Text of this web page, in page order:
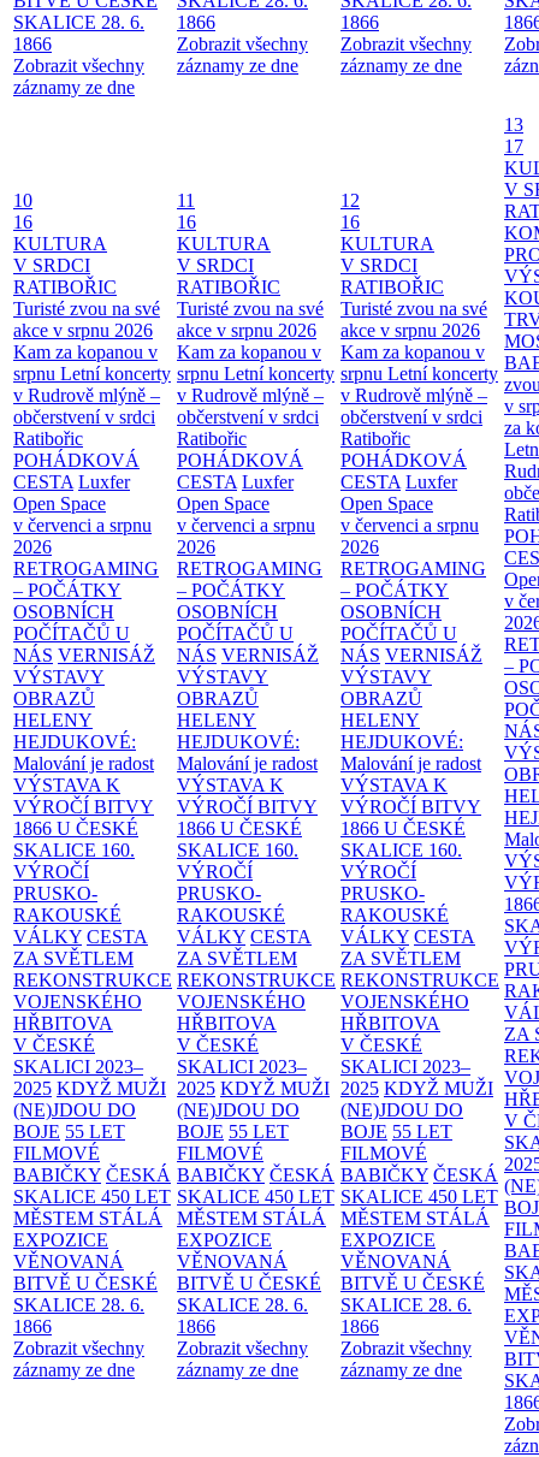
SKALICE 28. 6.
1866
Zobrazit všechny
záznamy ze dne
1866
Zobrazit všechny
záznamy ze dne
1866
Zobrazit všechny
záznamy ze dne
10
16
KULTURA
V SRDCI
RATIBOŘIC
Turisté zvou na své
akce v srpnu 2026
Kam za kopanou v
srpnu Letní koncerty
v Rudrově mlýně –
občerstvení v srdci
Ratibořic
POHÁDKOVÁ
CESTA Luxfer
Open Space
v červenci a srpnu
2026
RETROGAMING
– POČÁTKY
OSOBNÍCH
POČÍTAČŮ U
NÁS VERNISÁŽ
VÝSTAVY
OBRAZŮ
HELENY
HEJDUKOVÉ:
Malování je radost
VÝSTAVA K
VÝROČÍ BITVY
1866 U ČESKÉ
SKALICE 160.
VÝROČÍ
PRUSKO-
RAKOUSKÉ
VÁLKY CESTA
ZA SVĚTLEM
REKONSTRUKCE
VOJENSKÉHO
HŘBITOVA
V ČESKÉ
SKALICI 2023–
2025 KDYŽ MUŽI
(NE)JDOU DO
BOJE 55 LET
FILMOVÉ
BABIČKY ČESKÁ
SKALICE 450 LET
MĚSTEM STÁLÁ
EXPOZICE
VĚNOVANÁ
BITVĚ U ČESKÉ
SKALICE 28. 6.
1866
Zobrazit všechny
záznamy ze dne
11
16
KULTURA
V SRDCI
RATIBOŘIC
Turisté zvou na své
akce v srpnu 2026
Kam za kopanou v
srpnu Letní koncerty
v Rudrově mlýně –
občerstvení v srdci
Ratibořic
POHÁDKOVÁ
CESTA Luxfer
Open Space
v červenci a srpnu
2026
RETROGAMING
– POČÁTKY
OSOBNÍCH
POČÍTAČŮ U
NÁS VERNISÁŽ
VÝSTAVY
OBRAZŮ
HELENY
HEJDUKOVÉ:
Malování je radost
VÝSTAVA K
VÝROČÍ BITVY
1866 U ČESKÉ
SKALICE 160.
VÝROČÍ
PRUSKO-
RAKOUSKÉ
VÁLKY CESTA
ZA SVĚTLEM
REKONSTRUKCE
VOJENSKÉHO
HŘBITOVA
V ČESKÉ
SKALICI 2023–
2025 KDYŽ MUŽI
(NE)JDOU DO
BOJE 55 LET
FILMOVÉ
BABIČKY ČESKÁ
SKALICE 450 LET
MĚSTEM STÁLÁ
EXPOZICE
VĚNOVANÁ
BITVĚ U ČESKÉ
SKALICE 28. 6.
1866
Zobrazit všechny
záznamy ze dne
12
16
KULTURA
V SRDCI
RATIBOŘIC
Turisté zvou na své
akce v srpnu 2026
Kam za kopanou v
srpnu Letní koncerty
v Rudrově mlýně –
občerstvení v srdci
Ratibořic
POHÁDKOVÁ
CESTA Luxfer
Open Space
v červenci a srpnu
2026
RETROGAMING
– POČÁTKY
OSOBNÍCH
POČÍTAČŮ U
NÁS VERNISÁŽ
VÝSTAVY
OBRAZŮ
HELENY
HEJDUKOVÉ:
Malování je radost
VÝSTAVA K
VÝROČÍ BITVY
1866 U ČESKÉ
SKALICE 160.
VÝROČÍ
PRUSKO-
RAKOUSKÉ
VÁLKY CESTA
ZA SVĚTLEM
REKONSTRUKCE
VOJENSKÉHO
HŘBITOVA
V ČESKÉ
SKALICI 2023–
2025 KDYŽ MUŽI
(NE)JDOU DO
BOJE 55 LET
FILMOVÉ
BABIČKY ČESKÁ
SKALICE 450 LET
MĚSTEM STÁLÁ
EXPOZICE
VĚNOVANÁ
BITVĚ U ČESKÉ
SKALICE 28. 6.
1866
Zobrazit všechny
záznamy ze dne
13
17
V
v
za
v
–
ZA
V